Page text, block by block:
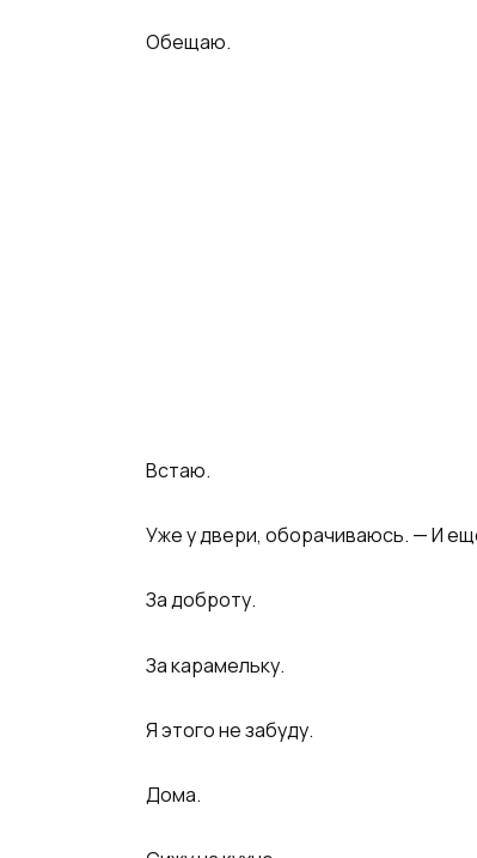
Обещаю.
Встаю.
Уже у двери, оборачиваюсь. — И
За доброту.
За карамельку.
Я этого не забуду.
Дома.